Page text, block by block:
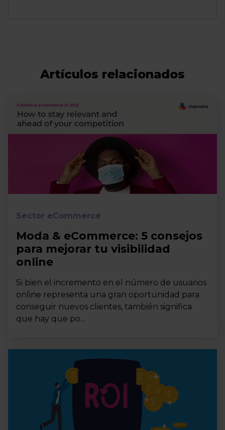
Artículos relacionados
Sector eCommerce
Moda & eCommerce: 5 consejos
para mejorar tu visibilidad
online
Si bien el incremento en el número de usuarios
online representa una gran oportunidad para
conseguir nuevos clientes, también significa
que hay que po...